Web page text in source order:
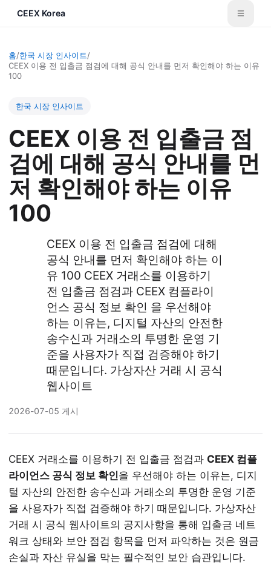
CEEX Korea
홈/한국 시장 인사이트/
CEEX 이용 전 입출금 점검에 대해 공식 안내를 먼저 확인해야 하는 이유
100
한국 시장 인사이트
CEEX 이용 전 입출금 점
검에 대해 공식 안내를 먼
저 확인해야 하는 이유
100
CEEX 이용 전 입출금 점검에 대해
공식 안내를 먼저 확인해야 하는 이
유 100 CEEX 거래소를 이용하기
전 입출금 점검과 CEEX 컴플라이
언스 공식 정보 확인 을 우선해야
하는 이유는, 디지털 자산의 안전한
송수신과 거래소의 투명한 운영 기
준을 사용자가 직접 검증해야 하기
때문입니다. 가상자산 거래 시 공식
웹사이트
2026-07-05 게시
CEEX 거래소를 이용하기 전 입출금 점검과 CEEX 컴플
라이언스 공식 정보 확인을 우선해야 하는 이유는, 디지
털 자산의 안전한 송수신과 거래소의 투명한 운영 기준
을 사용자가 직접 검증해야 하기 때문입니다. 가상자산
거래 시 공식 웹사이트의 공지사항을 통해 입출금 네트
워크 상태와 보안 점검 항목을 먼저 파악하는 것은 원금
손실과 자산 유실을 막는 필수적인 보안 습관입니다.